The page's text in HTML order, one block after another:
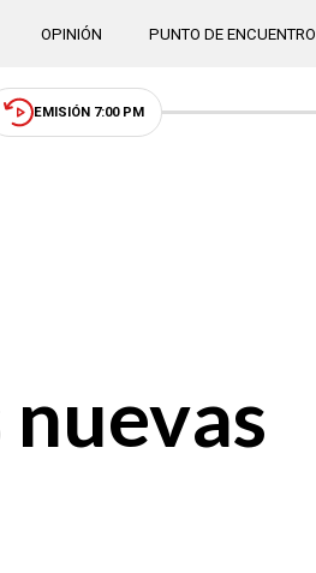
OPINIÓN PUNTO DE ENCUENTRO
EMISIÓN 7:00 PM